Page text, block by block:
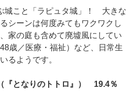
城こと「ラピュタ城」！ 大きな
シーンは何度みてもワクワクし
家の庭も含めて廃墟風にしてい
歳／医療・福祉）など、日常生
るようです。
となりのトトロ』） 19.4％